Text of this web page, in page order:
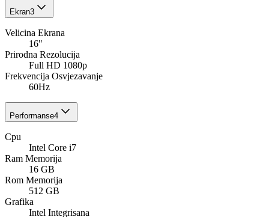
Ekran3
Velicina Ekrana
16"
Prirodna Rezolucija
Full HD 1080p
Frekvencija Osvjezavanje
60Hz
Performanse4
Cpu
Intel Core i7
Ram Memorija
16 GB
Rom Memorija
512 GB
Grafika
Intel Integrisana